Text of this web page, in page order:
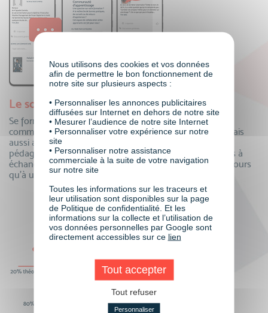
Le soutien de toute une communauté
Se former à distance oui, mais auprès de toute une
communauté ! Echangez au quotidien avec vos pairs, mais
aussi avec vos formateurs et toute notre équipe
pédagogique. Questions, partage de connaissances, tips à
échanger…la communauté VISIPLUS academy n’est toujours
qu’à un clic pour partager !
Nous utilisons des cookies et vos données
afin de permettre le bon fonctionnement de
notre site sur plusieurs aspects :
• Personnaliser les annonces publicitaires
diffusées sur Internet en dehors de notre site
• Mesurer l’audience de notre site Internet
• Personnaliser votre expérience sur notre
site
• Personnaliser notre assistance
commerciale à la suite de votre navigation
sur notre site
Toutes les informations sur les traceurs et
leur utilisation sont disponibles sur la page
de Politique de confidentialité. Et les
informations sur la collecte et l’utilisation de
vos données personnelles par Google sont
directement accessibles sur ce lien
Tout accepter
Tout refuser
Personnaliser